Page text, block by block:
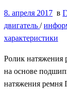
8. апреля 2017 в
двигатель /
характеристики
Ролик
на основе
натяжения ремня